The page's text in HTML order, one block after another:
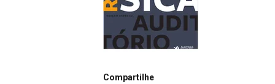
Compartilhe